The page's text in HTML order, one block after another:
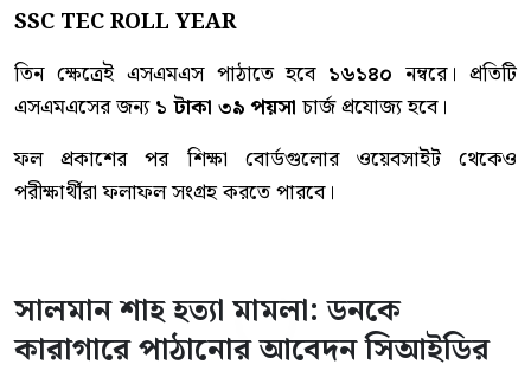
SSC TEC ROLL YEAR
তিন ক্ষেত্রেই এসএমএস পাঠাতে হবে ১৬১৪০ নম্বরে। প্রতিটি
এসএমএসের জন্য১ টাকা ৩৯ পয়সা চার্জ প্রযোজ্য হবে।
ফল প্রকাশের পর শিক্ষা বোর্ডগুলোর ওয়েবসাইট থেকেও
পরীক্ষার্থীরা ফলাফল সংগ্রহ করতে পারবে।
সালমান শাহ হত্যা মামলা: ডনকে
কারাগারে পাঠানোর আবেদন সিআইডির